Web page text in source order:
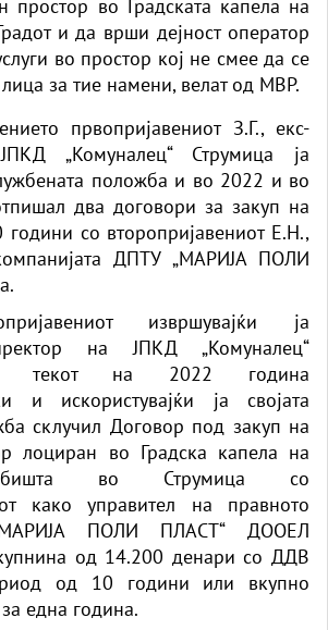
простор во Градската капела на
и да врши дејност оператор
во простор кој не смее да се
за тие намени, велат од МВР.
првопријавениот З.Г., екс-
„Комуналец“ Струмица ја
положба и во 2022 и во
два договори за закуп на
години со второпријавениот Е.Н.,
ДПТУ „МАРИЈА ПОЛИ
извршувајќи ја
на ЈПКД „Комуналец“
текот на 2022 година
и искористувајќи ја својата
склучил Договор под закуп на
лоциран во Градска капела на
во Струмица со
како управител на правното
ПОЛИ ПЛАСТ“ ДООЕЛ
од 14.200 денари со ДДВ
од 10 години или вкупно
една година.